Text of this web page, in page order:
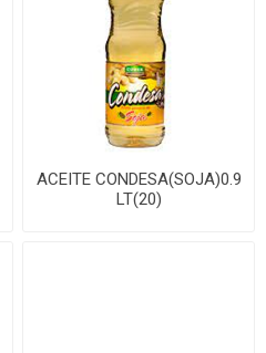
ACEITE CONDESA(SOJA)0.9
LT(20)